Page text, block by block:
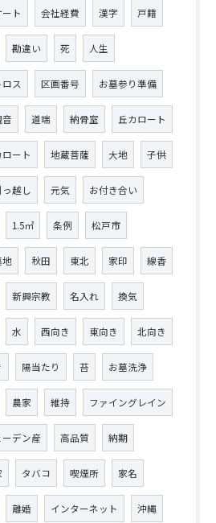
ト 会社経費 漢字 戸籍
勘違い 死 人生
ス 区画番号 お墓参り準備
音 道端 納骨室 丘カロート
ート 地蔵菩薩 大地 子供
越し 元気 お付き合い
1.5㎡ 条例 松戸市
地 秋田 東北 家印 線香
新興宗教 名入れ 換気
水 西向き 東向き 北向き
陽当たり 苔 お墓洗浄
農家 維持 ファイングレイン
ーデン産 高品質 納期
タバコ 喫煙所 家名
離婚 インターネット 沖縄